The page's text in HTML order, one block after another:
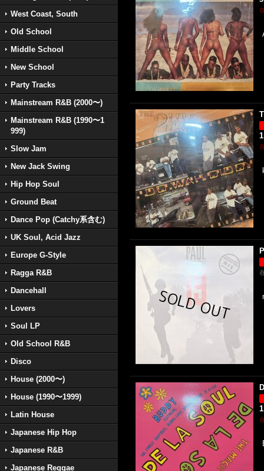
West Coast, South
Old School
Middle School
New School
Party Tracks
Mainstream R&B (2000〜)
Mainstream R&B (1990〜1
999)
Slow Jam
New Jack Swing
Hip Hop Soul
Ground Beat
Dance Pop (Catchy系含む)
UK Soul, Acid Jazz
Europe G-Style
Ragga R&B
Dancehall
Lovers
Soul LP
Old School R&B
Disco
House (2000〜)
House (1990〜1999)
Latin House
Japanese Hip Hop
Japanese R&B
Japanese Reggae